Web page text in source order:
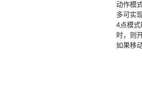
动作模
多可实
4点模
时，则
如果移